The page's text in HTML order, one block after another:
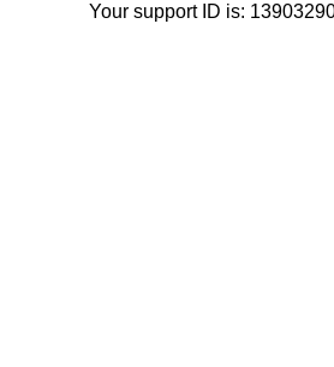
Your support ID is: